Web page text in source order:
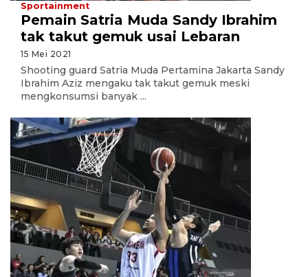
Sportainment
Pemain Satria Muda Sandy Ibrahim
tak takut gemuk usai Lebaran
15 Mei 2021
Shooting guard Satria Muda Pertamina Jakarta Sandy
Ibrahim Aziz mengaku tak takut gemuk meski
mengkonsumsi banyak ...